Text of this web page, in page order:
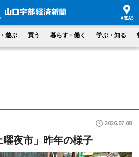
遊ぶ 買う 暮らす・働く 学ぶ・知る
2026.07.08
夜市」昨年の様子